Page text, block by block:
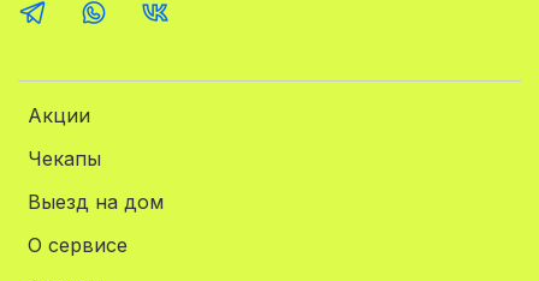
Акции
Чекапы
Выезд на дом
О сервисе